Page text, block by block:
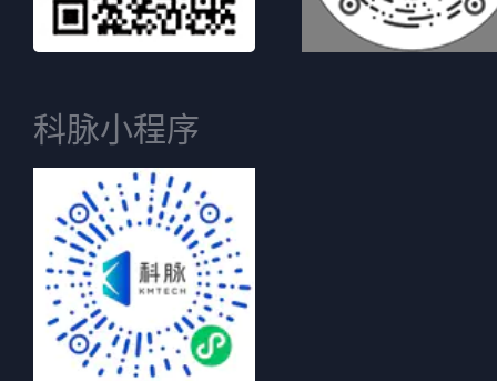
科脉小程序